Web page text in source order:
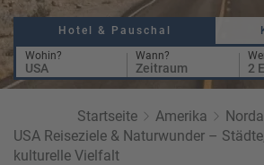
M
at
s
R
f
a
h
e
n
c
r
L
a
Hotel & Pauschal
Wohin?
USA
Wann?
Zeitraum 2
Startseite Amerika
USA Reiseziele & Naturwunder –
kulturelle Vielfalt